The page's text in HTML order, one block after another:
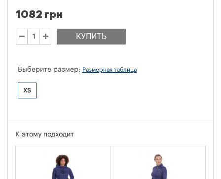
КУПИТЬ
1082 грн
Выберите размер: Размерная таблица
XS
К этому подходит